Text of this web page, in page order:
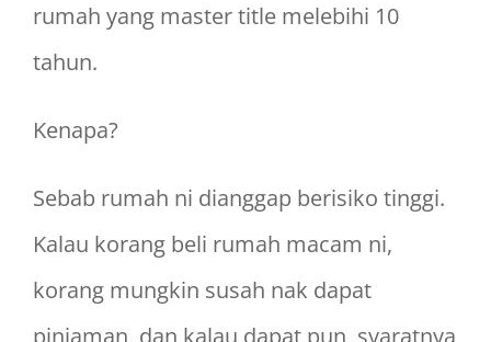
rumah yang master title melebihi 10
tahun.
Kenapa?
Sebab rumah ni dianggap berisiko tinggi.
Kalau korang beli rumah macam ni,
korang mungkin susah nak dapat